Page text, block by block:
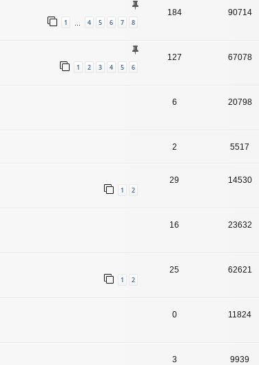
1 … 4 5 6 7 8
184 90714
1 2 3 4 5 6
127 67078
6 20798
2 5517
1 2
29 14530
16 23632
1 2
25 62621
0 11824
3 9939